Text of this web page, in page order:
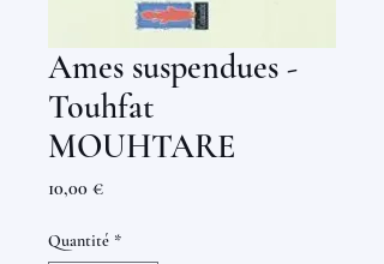
Ames suspendues -
Touhfat
MOUHTARE
10,00 €Prix
Quantité *